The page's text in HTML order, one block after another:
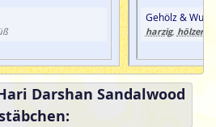
Gehölz &
harzig, hölzern
Darshan Sandalwood